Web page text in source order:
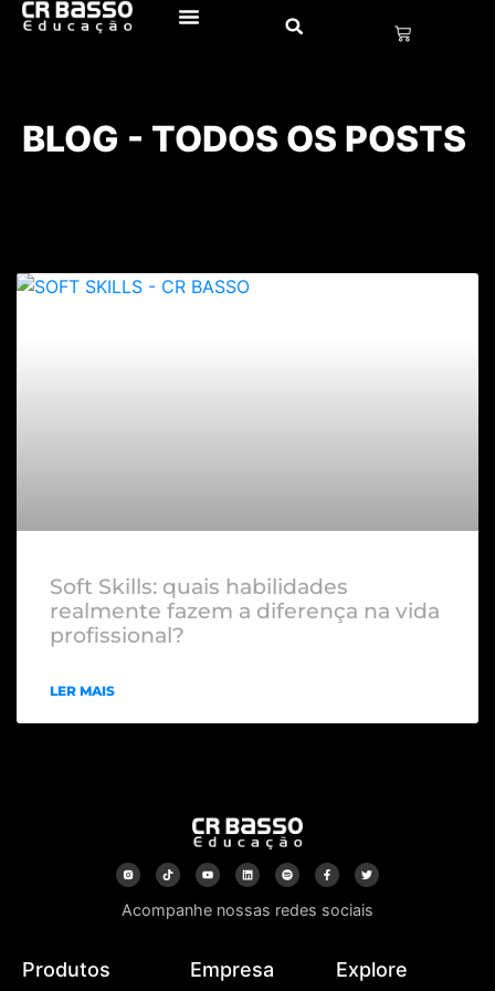
BLOG - TODOS OS POSTS
Soft Skills: quais habilidades
realmente fazem a diferença na vida
profissional?
LER MAIS
Acompanhe nossas redes sociais
Produtos Empresa Explore